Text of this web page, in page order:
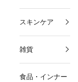
スキンケア
雑貨
食品・インナー